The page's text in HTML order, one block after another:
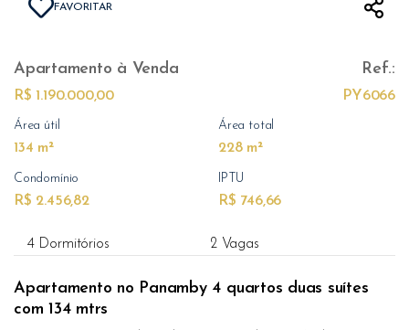
FAVORITAR
Apartamento à Venda
R$ 1.190.000,00
Ref.:
PY6066
Área útil
134 m²
Área total
228 m²
Condomínio
R$ 2.456,82
IPTU
R$ 746,66
4 Dormitórios 2 Vagas
Apartamento no Panamby 4 quartos duas suítes
com 134 mtrs